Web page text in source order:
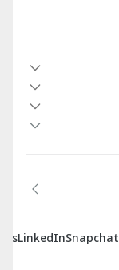
Snapchat
LinkedIn